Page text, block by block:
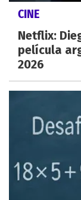
CINE
Netflix:
película
2026